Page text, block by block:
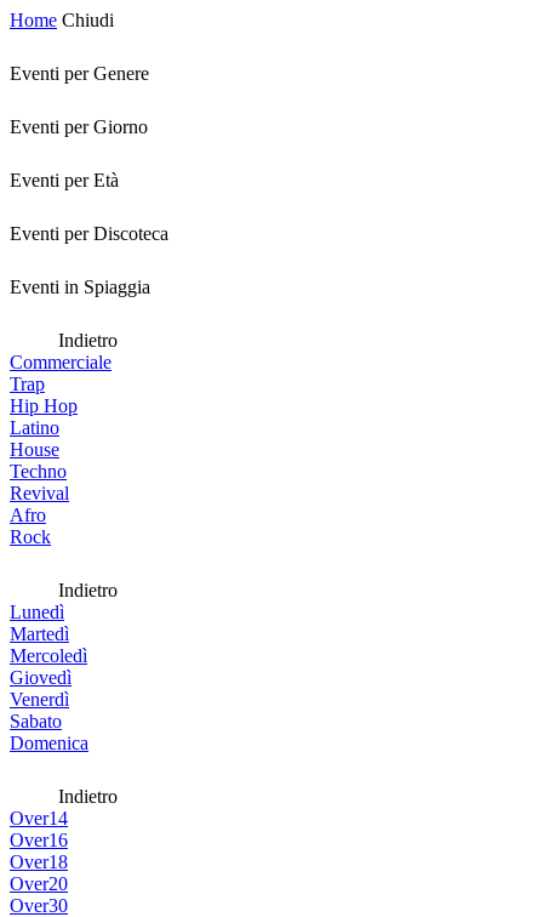
Home Chiudi
Eventi per Genere
Eventi per Giorno
Eventi per Età
Eventi per Discoteca
Eventi in Spiaggia
Indietro
Commerciale
Trap
Hip Hop
Latino
House
Techno
Revival
Afro
Rock
Indietro
Lunedì
Martedì
Mercoledì
Giovedì
Venerdì
Sabato
Domenica
Indietro
Over14
Over16
Over18
Over20
Over30